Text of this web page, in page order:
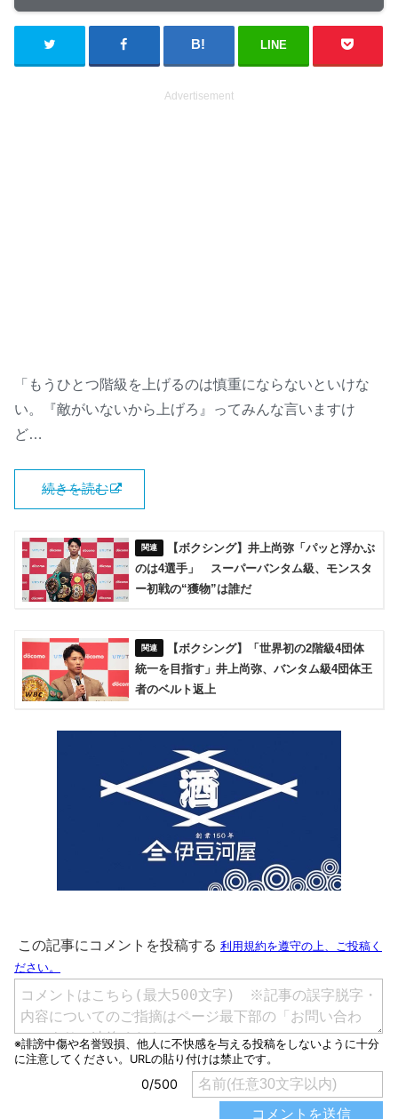
LINE
Advertisement
「もうひとつ階級を上げるのは慎重にならないといけな
い。『敵がいないから上げろ』ってみんな言いますけ
ど…
続きを読む
【ボクシング】井上尚弥「パッと浮かぶ
のは4選手」 スーパーバンタム級、モンスタ
ー初戦の“獲物”は誰だ
【ボクシング】「世界初の2階級4団体
統一を目指す」井上尚弥、バンタム級4団体王
者のベルト返上